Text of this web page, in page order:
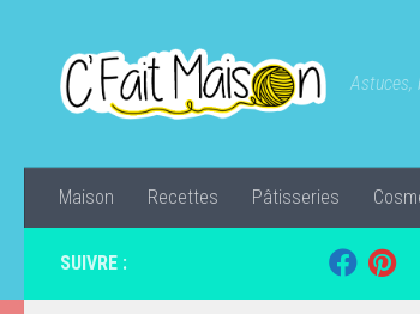
Maison Recettes Pâtisseries
SUIVRE :